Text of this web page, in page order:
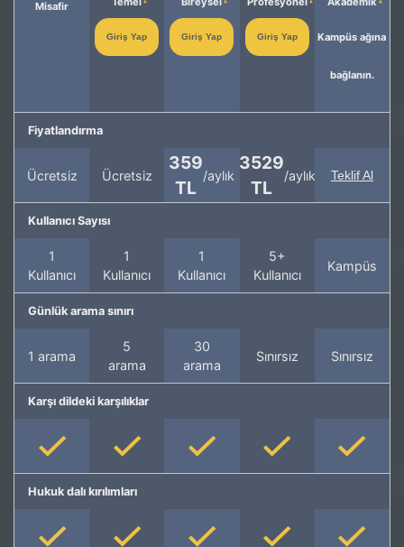
Misafir
Giriş Yap Giriş Yap Giriş Yap Kampüs ağına
bağlanın.
Fiyatlandırma
Ücretsiz Ücretsiz
359
TL
/aylık
3529
TL
/aylık Teklif Al
Kullanıcı Sayısı
1
Kullanıcı
1
Kullanıcı
1
Kullanıcı
5+
Kullanıcı
Kampüs
Günlük arama sınırı
1 arama
5
arama
30
arama
Sınırsız Sınırsız
Karşı dildeki karşılıklar
Hukuk dalı kırılımları